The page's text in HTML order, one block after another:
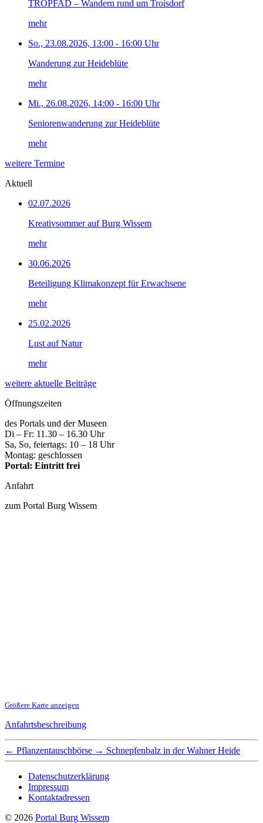
TROPFAD – Wandern rund um Troisdorf
mehr
So., 23.08.2026, 13:00 - 16:00 Uhr
Wanderung zur Heideblüte
mehr
Mi., 26.08.2026, 14:00 - 16:00 Uhr
Seniorenwanderung zur Heideblüte
mehr
weitere Termine
Aktuell
02.07.2026
Kreativsommer auf Burg Wissem
mehr
30.06.2026
Beteiligung Klimakonzept für Erwachsene
mehr
25.02.2026
Lust auf Natur
mehr
weitere aktuelle Beiträge
Öffnungszeiten
des Portals und der Museen
Di – Fr: 11.30 – 16.30 Uhr
Sa, So, feiertags: 10 – 18 Uhr
Montag: geschlossen
Portal: Eintritt frei
Anfahrt
zum Portal Burg Wissem
Größere Karte anzeigen
Anfahrtsbeschreibung
← Pflanzentauschbörse → Schnepfenbalz in der Wahner Heide
Datenschutzerklärung
Impressum
Kontaktadressen
© 2026 Portal Burg Wissem